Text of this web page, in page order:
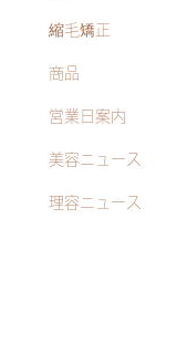
縮毛矯正
商品
営業日案内
美容ニュース
理容ニュース